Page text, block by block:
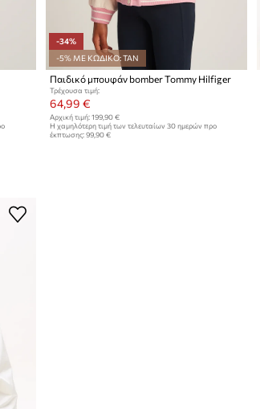
-34%
-5% ΜΕ ΚΩΔΙΚΟ: TAN
Παιδικό μπουφάν bomber Tommy Hilfiger
Τρέχουσα τιμή:
64,99 €
Αρχική τιμή: 199,90 €
Η χαμηλότερη τιμή των τελευταίων 30 ημερών προ
έκπτωσης: 99,90 €